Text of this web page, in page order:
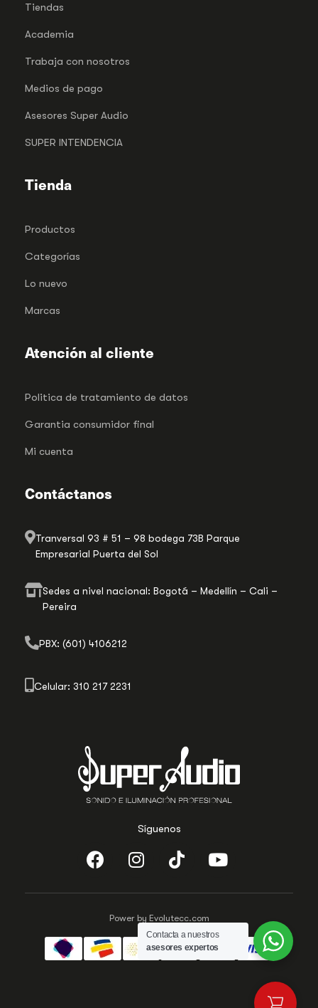
Síguenos
Tiendas
Academia
Trabaja con nosotros
Medios de pago
Asesores Super Audio
SUPER INTENDENCIA
Tienda
Productos
Categorías
Lo nuevo
Marcas
Atención al cliente
Politica de tratamiento de datos
Garantia consumidor final
Mi cuenta
Contáctanos
Tranversal 93 # 51 – 98 bodega 73B Parque
Empresarial Puerta del Sol
Sedes a nivel nacional: Bogotá – Medellín – Cali –
Pereira
PBX: (601) 4106212
Celular: 310 217 2231
Power by Evolutecc.com
Contacta a nuestros
asesores expertos